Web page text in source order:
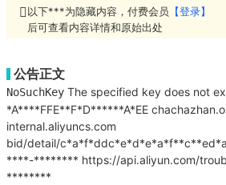
以下***为隐藏内容，付费会员 【登录】
后可查看内容详情和原始出处
公告正文
NoSuchKey The specified key does not
*A****FFE**F*D******A*EE
internal.aliyuncs.com
bid/detail/
****-******** https://api.aliyun.com/
********